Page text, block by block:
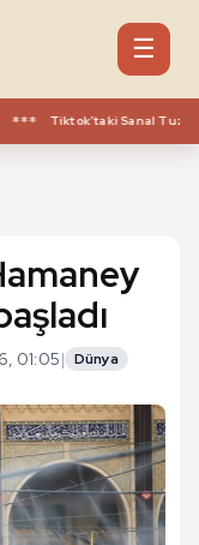
☰
*** Tiktok’taki Sanal Tuzak
01:05| Dünya